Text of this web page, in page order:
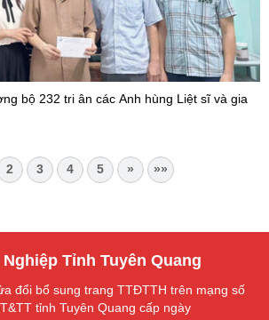
bộ 232 tri ân các Anh hùng Liệt sĩ và gia
2 3 4 5 » »»
Tỉnh Tuyên Quang
đổi bổ sung trang TTĐTTH trên mạng số
tỉnh Tuyên Quang cấp ngày